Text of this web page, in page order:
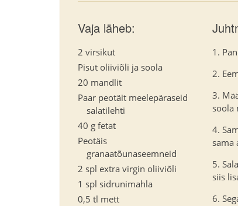
Vaja läheb:
2 virsikut
Pisut oliiviõli ja soola
20 mandlit
Paar peotäit meelepäraseid
salatilehti
40 g fetat
Peotäis
granaatõunaseemneid
2 spl extra virgin oliiviõli
1 spl sidrunimahla
0,5 tl mett
soola
sama
siis